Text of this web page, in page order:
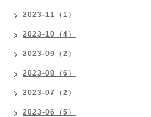
2023-11（1）
2023-10（4）
2023-09（2）
2023-08（6）
2023-07（2）
2023-06（5）